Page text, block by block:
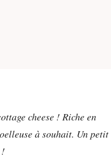
cheese ! Riche en
à souhait. Un petit